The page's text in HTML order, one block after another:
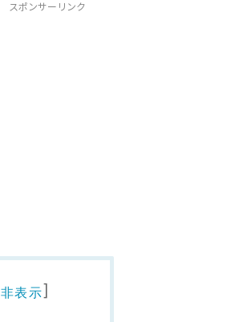
スポンサーリンク
非表示]